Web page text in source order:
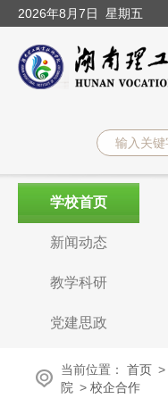
2026年8月7日 星期五
学校首页
新闻动态
教学科研
党建思政
当前位置： 首页 >
院 > 校企合作